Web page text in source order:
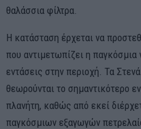
θαλάσσια φίλτρα.
Η κατάσταση έρχεται να
που αντιμετωπίζει η παγκόσμια
εντάσεις στην περιοχή. Τα
θεωρούνται το σημαντικότερο
πλανήτη, καθώς από εκεί
παγκόσμιων εξαγωγών